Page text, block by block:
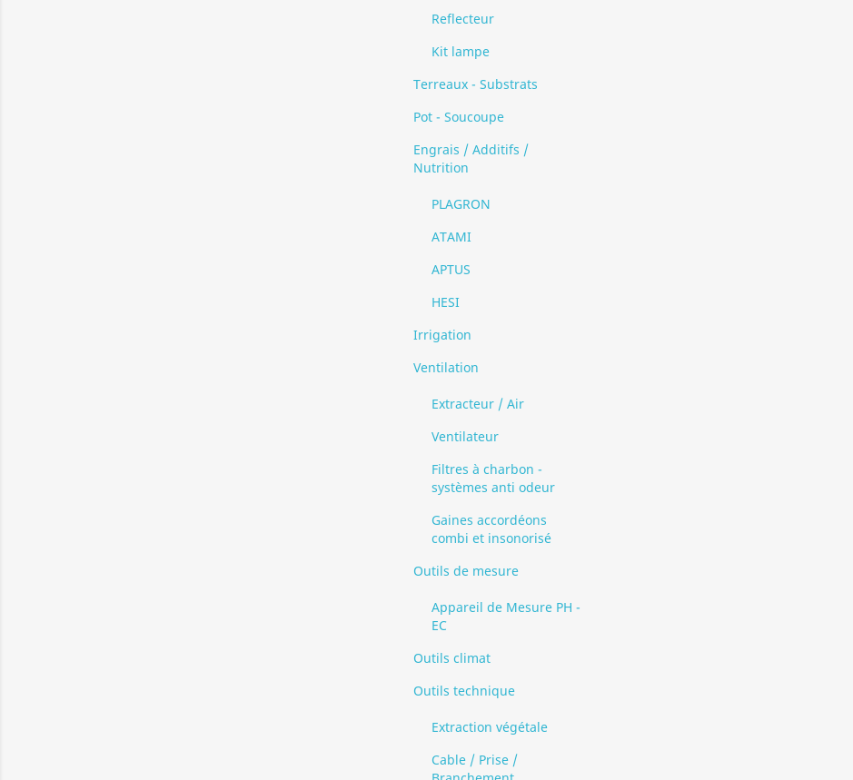
Reflecteur
Kit lampe
Terreaux - Substrats
Pot - Soucoupe
Engrais / Additifs /
Nutrition
PLAGRON
ATAMI
APTUS
HESI
Irrigation
Ventilation
Extracteur / Air
Ventilateur
Filtres à charbon -
systèmes anti odeur
Gaines accordéons
combi et insonorisé
Outils de mesure
Appareil de Mesure PH -
EC
Outils climat
Outils technique
Extraction végétale
Cable / Prise /